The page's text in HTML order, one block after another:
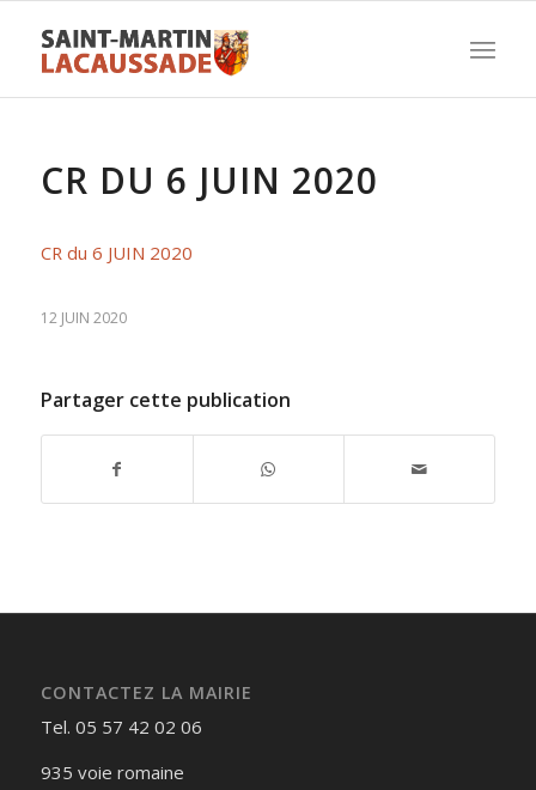
CR DU 6 JUIN 2020
CR du 6 JUIN 2020
12 JUIN 2020
Partager cette publication
CONTACTEZ LA MAIRIE
Tel. 05 57 42 02 06
935 voie romaine